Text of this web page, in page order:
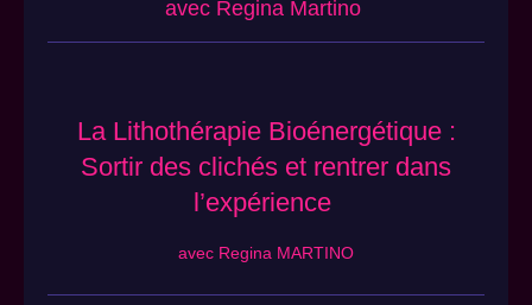
avec Regina Martino
La Lithothérapie Bioénergétique :
Sortir des clichés et rentrer dans
l’expérience
avec Regina MARTINO